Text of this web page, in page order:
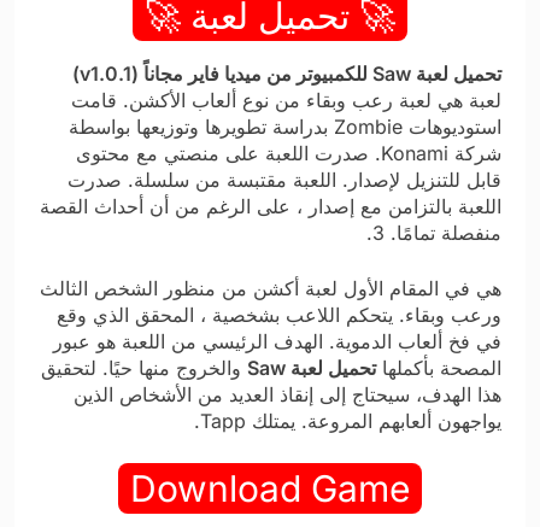
🚀 تحميل لعبة 🚀
تحميل لعبة Saw للكمبيوتر من ميديا فاير مجاناً (v1.0.1)
لعبة هي لعبة رعب وبقاء من نوع ألعاب الأكشن. قامت
استوديوهات Zombie بدراسة تطويرها وتوزيعها بواسطة
شركة Konami. صدرت اللعبة على منصتي مع محتوى
قابل للتنزيل لإصدار. اللعبة مقتبسة من سلسلة. صدرت
اللعبة بالتزامن مع إصدار ، على الرغم من أن أحداث القصة
منفصلة تمامًا. 3.
هي في المقام الأول لعبة أكشن من منظور الشخص الثالث
ورعب وبقاء. يتحكم اللاعب بشخصية ، المحقق الذي وقع
في فخ ألعاب الدموية. الهدف الرئيسي من اللعبة هو عبور
المصحة بأكملهاتحميل لعبة Saw
والخروج منها حيًا. لتحقيق
هذا الهدف، سيحتاج إلى إنقاذ العديد من الأشخاص الذين
يواجهون ألعابهم المروعة. يمتلك Tapp.
Download Game